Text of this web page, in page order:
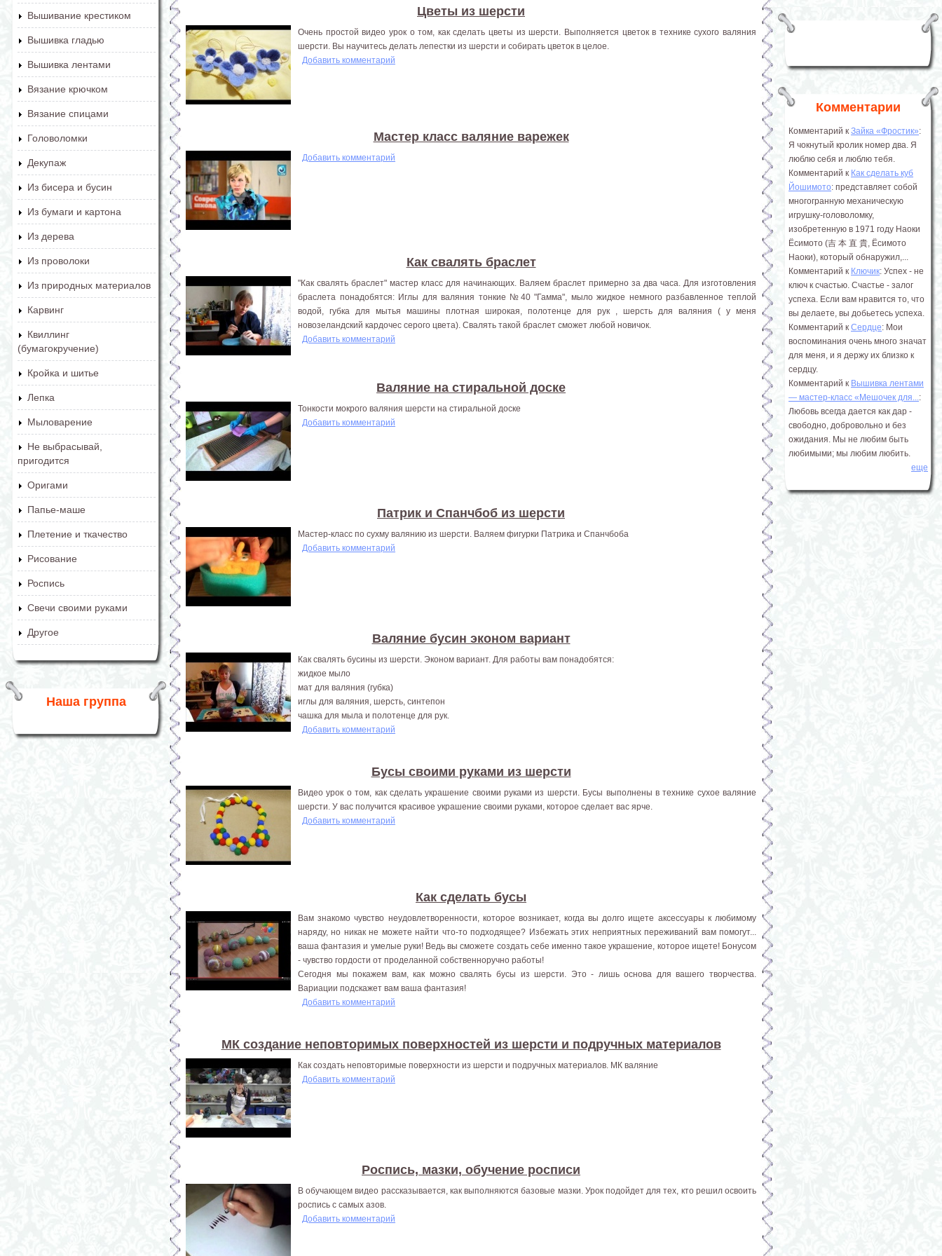
Вышивание крестиком
Вышивка гладью
Вышивка лентами
Вязание крючком
Вязание спицами
Головоломки
Декупаж
Из бисера и бусин
Из бумаги и картона
Из дерева
Из проволоки
Из природных материалов
Карвинг
Квиллинг
(бумагокручение)
Кройка и шитье
Лепка
Мыловарение
Не выбрасывай,
пригодится
Оригами
Папье-маше
Плетение и ткачество
Рисование
Роспись
Свечи своими руками
Другое
Наша группа
Цветы из шерсти
Очень простой видео урок о том, как сделать цветы из шерсти. Выполняется цветок в технике сухого валяния
шерсти. Вы научитесь делать лепестки из шерсти и собирать цветок в целое.
Добавить комментарий
Мастер класс валяние варежек
Добавить комментарий
Как свалять браслет
"Как свалять браслет" мастер класс для начинающих. Валяем браслет примерно за два часа. Для изготовления
браслета понадобятся: Иглы для валяния тонкие №40 "Гамма", мыло жидкое немного разбавленное теплой
водой, губка для мытья машины плотная широкая, полотенце для рук , шерсть для валяния ( у меня
новозеландский кардочес серого цвета). Свалять такой браслет сможет любой новичок.
Добавить комментарий
Валяние на стиральной доске
Тонкости мокрого валяния шерсти на стиральной доске
Добавить комментарий
Патрик и Спанчбоб из шерсти
Мастер-класс по сухму валянию из шерсти. Валяем фигурки Патрика и Спанчбоба
Добавить комментарий
Валяние бусин эконом вариант
Как свалять бусины из шерсти. Эконом вариант. Для работы вам понадобятся:
жидкое мыло
мат для валяния (губка)
иглы для валяния, шерсть, синтепон
чашка для мыла и полотенце для рук.
Добавить комментарий
Бусы своими руками из шерсти
Видео урок о том, как сделать украшение своими руками из шерсти. Бусы выполнены в технике сухое валяние
шерсти. У вас получится красивое украшение своими руками, которое сделает вас ярче.
Добавить комментарий
Как сделать бусы
Вам знакомо чувство неудовлетворенности, которое возникает, когда вы долго ищете аксессуары к любимому
наряду, но никак не можете найти что-то подходящее? Избежать этих неприятных переживаний вам помогут...
ваша фантазия и умелые руки! Ведь вы сможете создать себе именно такое украшение, которое ищете! Бонусом
- чувство гордости от проделанной собственноручно работы!
Сегодня мы покажем вам, как можно свалять бусы из шерсти. Это - лишь основа для вашего творчества.
Вариации подскажет вам ваша фантазия!
Добавить комментарий
МК создание неповторимых поверхностей из шерсти и подручных материалов
Как создать неповторимые поверхности из шерсти и подручных материалов. МК валяние
Добавить комментарий
Роспись, мазки, обучение росписи
В обучающем видео рассказывается, как выполняются базовые мазки. Урок подойдет для тех, кто решил освоить
роспись с самых азов.
Добавить комментарий
Комментарии
Комментарий к Зайка «Фростик»:
Я чокнутый кролик номер два. Я
люблю себя и люблю тебя.
Комментарий к Как сделать куб
Йошимото: представляет собой
многогранную механическую
игрушку-головоломку,
изобретенную в 1971 году Наоки
Ёсимото (吉 本 直 貴, Ёсимото
Наоки), который обнаружил,...
Комментарий к Ключик: Успех - не
ключ к счастью. Счастье - залог
успеха. Если вам нравится то, что
вы делаете, вы добьетесь успеха.
Комментарий к Сердце: Мои
воспоминания очень много значат
для меня, и я держу их близко к
сердцу.
Комментарий к Вышивка лентами
― мастер-класс «Мешочек для...:
Любовь всегда дается как дар -
свободно, добровольно и без
ожидания. Мы не любим быть
любимыми; мы любим любить.
еще